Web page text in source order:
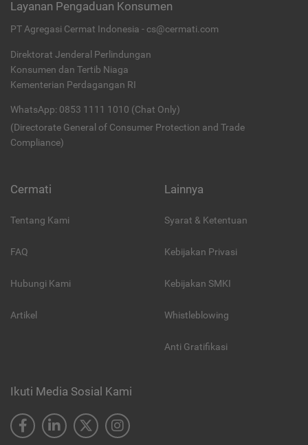
Layanan Pengaduan Konsumen
PT Agregasi Cermat Indonesia - cs@cermati.com
Direktorat Jenderal Perlindungan
Konsumen dan Tertib Niaga
Kementerian Perdagangan RI
WhatsApp: 0853 1111 1010 (Chat Only)
(Directorate General of Consumer Protection and Trade
Compliance)
Cermati
Tentang Kami
FAQ
Hubungi Kami
Artikel
Lainnya
Syarat & Ketentuan
Kebijakan Privasi
Kebijakan SMKI
Whistleblowing
Anti Gratifikasi
Ikuti Media Sosial Kami